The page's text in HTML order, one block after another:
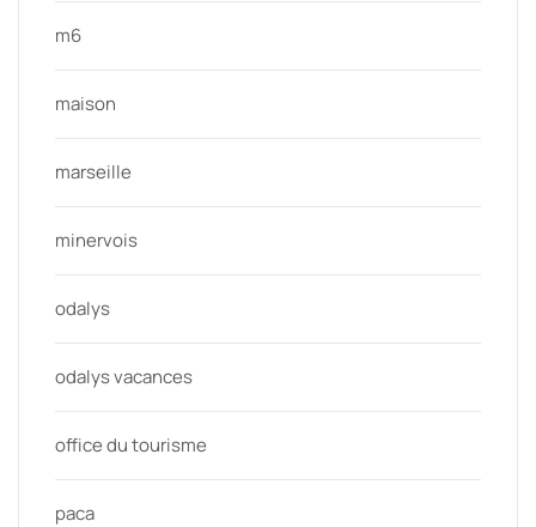
m6
maison
marseille
minervois
odalys
odalys vacances
office du tourisme
paca